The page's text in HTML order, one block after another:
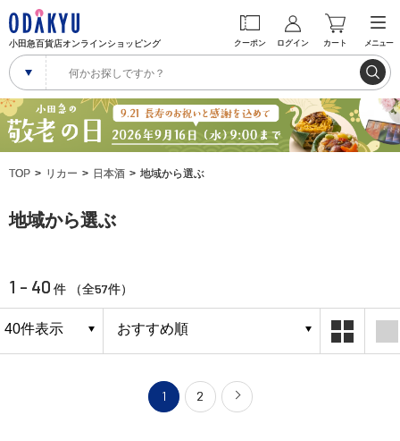
小田急百貨店オンラインショッピング クーポン ログイン カート メニュー
TOP リカー 日本酒 地域から選ぶ
地域から選ぶ
1 - 40 件 （全57件）
1 2